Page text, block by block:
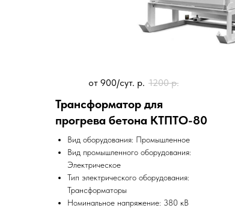
от 900/сут. р. 1200 р.
Трансформатор для
прогрева бетона КТПТО-80
Вид оборудования: Промышленное
Вид промышленного оборудования:
Электрическое
Тип электрического оборудования:
Трансформаторы
Номинальное напряжение: 380 кВ